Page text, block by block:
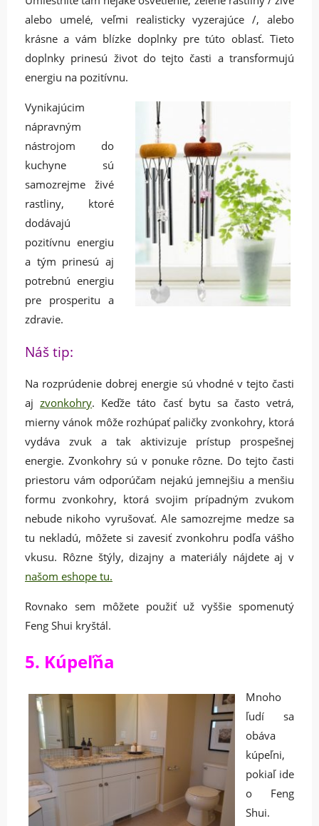
alebo umelé, veľmi realisticky vyzerajúce /, alebo
krásne a vám blízke doplnky pre túto oblasť. Tieto
doplnky prinesú život do tejto časti a transformujú
energiu na pozitívnu.
Vynikajúcim
nápravným
nástrojom do
kuchyne sú
samozrejme živé
rastliny, ktoré
dodávajú
pozitívnu energiu
a tým prinesú aj
potrebnú energiu
pre prosperitu a
zdravie.
Náš tip:
Na rozprúdenie dobrej energie sú vhodné v tejto časti
ajzvonkohry. Keďže táto časť bytu sa často vetrá,
mierny vánok môže rozhúpať paličky zvonkohry, ktorá
vydáva zvuk a tak aktivizuje prístup prospešnej
energie. Zvonkohry sú v ponuke rôzne. Do tejto časti
priestoru vám odporúčam nejakú jemnejšiu a menšiu
formu zvonkohry, ktorá svojim prípadným zvukom
nebude nikoho vyrušovať. Ale samozrejme medze sa
tu nekladú, môžete si zavesiť zvonkohru podľa vášho
vkusu. Rôzne štýly, dizajny a materiály nájdete aj v
našom eshope tu.
Rovnako sem môžete použiť už vyššie spomenutý
Feng Shui kryštál.
5. Kúpeľňa
Mnoho
ľudí sa
obáva
kúpeľni,
pokiaľ ide
o Feng
Shui.